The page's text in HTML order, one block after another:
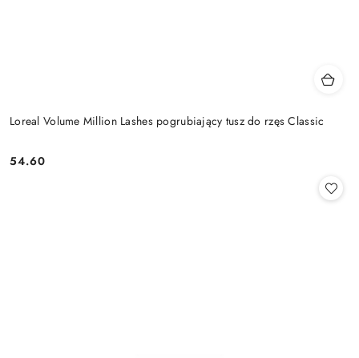
Loreal Volume Million Lashes pogrubiający tusz do rzęs Classic
Cena:
54.60